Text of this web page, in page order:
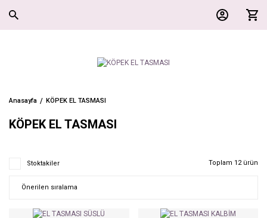
Anasayfa KÖPEK EL TASMASI
KÖPEK EL TASMASI
Stoktakiler Toplam 12 ürün